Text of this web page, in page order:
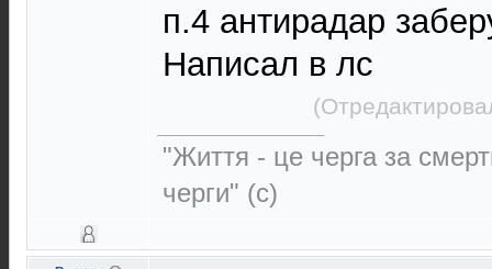
п.4 антирадар
Написал в лс
"Життя - це черга за
черги" (с)